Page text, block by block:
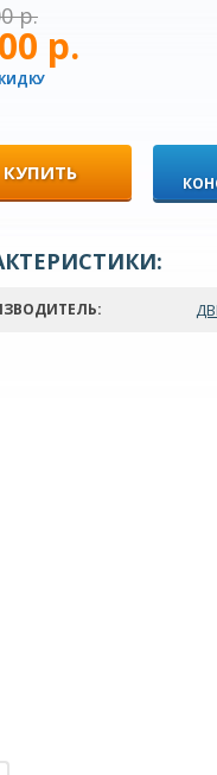
р.
р.
КУПИТЬ